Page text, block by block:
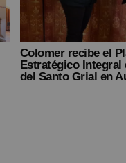
Colomer recibe el
Estratégico Integral
del Santo Grial en